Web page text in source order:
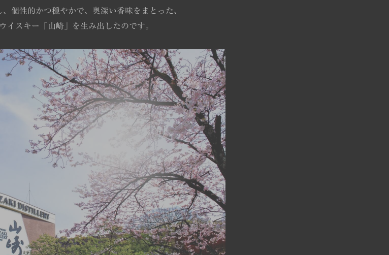
個性的かつ穏やかで、奥深い香味をまとった、
イスキー「山崎」を生み出したのです。